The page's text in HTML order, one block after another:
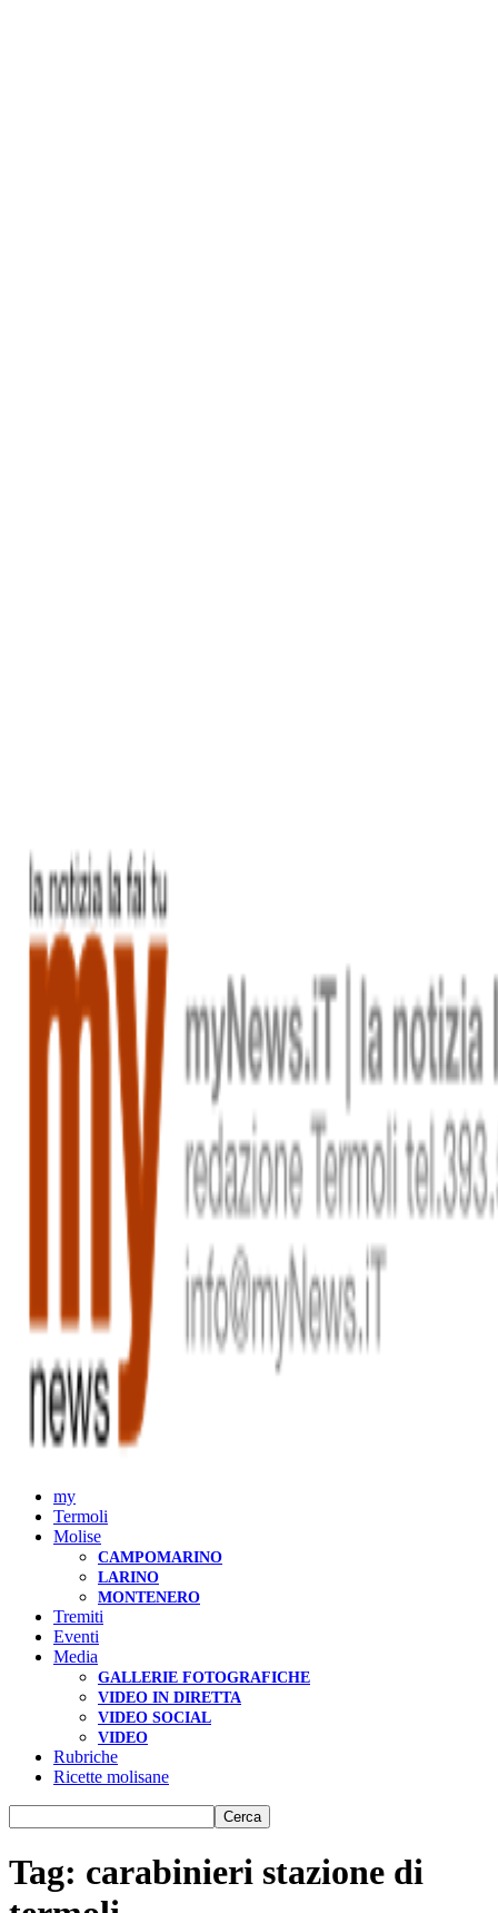
my
Termoli
Molise
CAMPOMARINO
LARINO
MONTENERO
Tremiti
Eventi
Media
GALLERIE FOTOGRAFICHE
VIDEO IN DIRETTA
VIDEO SOCIAL
VIDEO
Rubriche
Ricette molisane
Tag: carabinieri stazione di